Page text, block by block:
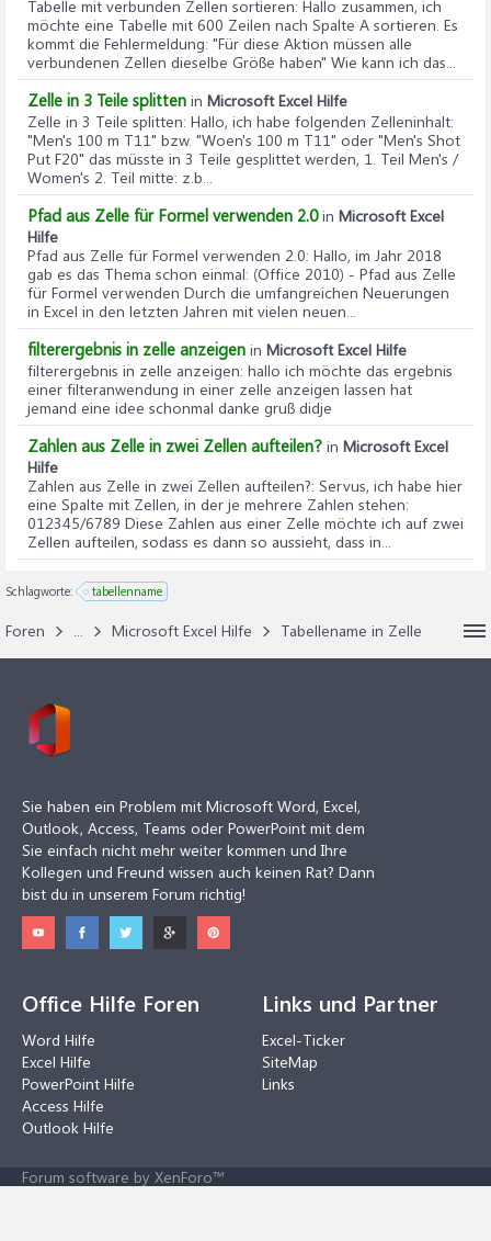
Tabelle mit verbunden Zellen sortieren: Hallo zusammen, ich
möchte eine Tabelle mit 600 Zeilen nach Spalte A sortieren. Es
kommt die Fehlermeldung: "Für diese Aktion müssen alle
verbundenen Zellen dieselbe Größe haben" Wie kann ich das...
Zelle in 3 Teile splitten in Microsoft Excel Hilfe
Zelle in 3 Teile splitten: Hallo, ich habe folgenden Zelleninhalt:
"Men's 100 m T11" bzw. "Woen's 100 m T11" oder "Men's Shot
Put F20" das müsste in 3 Teile gesplittet werden, 1. Teil Men's /
Women's 2. Teil mitte: z.b...
Pfad aus Zelle für Formel verwenden 2.0in Microsoft Excel
Hilfe
Pfad aus Zelle für Formel verwenden 2.0: Hallo, im Jahr 2018
gab es das Thema schon einmal: (Office 2010) - Pfad aus Zelle
für Formel verwenden Durch die umfangreichen Neuerungen
in Excel in den letzten Jahren mit vielen neuen...
filterergebnis in zelle anzeigen in Microsoft Excel Hilfe
filterergebnis in zelle anzeigen: hallo ich möchte das ergebnis
einer filteranwendung in einer zelle anzeigen lassen hat
jemand eine idee schonmal danke gruß didje
Zahlen aus Zelle in zwei Zellen aufteilen? in Microsoft Excel
Hilfe
Zahlen aus Zelle in zwei Zellen aufteilen?: Servus, ich habe hier
eine Spalte mit Zellen, in der je mehrere Zahlen stehen:
012345/6789 Diese Zahlen aus einer Zelle möchte ich auf zwei
Zellen aufteilen, sodass es dann so aussieht, dass in...
Schlagworte: tabellenname
Foren ... Microsoft Excel Hilfe Tabellename in Zelle
Sie haben ein Problem mit Microsoft Word, Excel,
Outlook, Access, Teams oder PowerPoint mit dem
Sie einfach nicht mehr weiter kommen und Ihre
Kollegen und Freund wissen auch keinen Rat? Dann
bist du in unserem Forum richtig!
Office Hilfe Foren
Word Hilfe
Excel Hilfe
PowerPoint Hilfe
Access Hilfe
Outlook Hilfe
Links und Partner
Excel-Ticker
SiteMap
Links
Forum software by XenForo™